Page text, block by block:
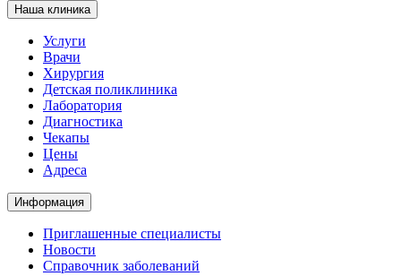
Наша клиника
Услуги
Врачи
Хирургия
Детская поликлиника
Лаборатория
Диагностика
Чекапы
Цены
Адреса
Информация
Приглашенные специалисты
Новости
Справочник заболеваний